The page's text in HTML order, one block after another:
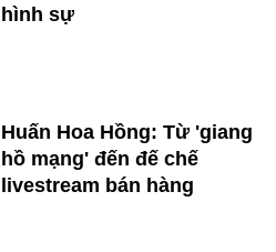
hình sự
Huấn Hoa Hồng: Từ 'giang
hồ mạng' đến đế chế
livestream bán hàng